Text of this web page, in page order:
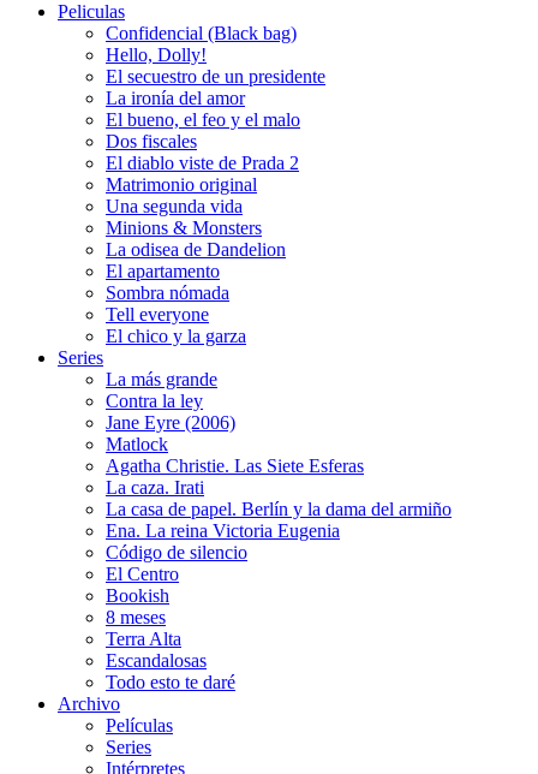
Peliculas
Confidencial (Black bag)
Hello, Dolly!
El secuestro de un presidente
La ironía del amor
El bueno, el feo y el malo
Dos fiscales
El diablo viste de Prada 2
Matrimonio original
Una segunda vida
Minions & Monsters
La odisea de Dandelion
El apartamento
Sombra nómada
Tell everyone
El chico y la garza
Series
La más grande
Contra la ley
Jane Eyre (2006)
Matlock
Agatha Christie. Las Siete Esferas
La caza. Irati
La casa de papel. Berlín y la dama del armiño
Ena. La reina Victoria Eugenia
Código de silencio
El Centro
Bookish
8 meses
Terra Alta
Escandalosas
Todo esto te daré
Archivo
Películas
Series
Intérpretes